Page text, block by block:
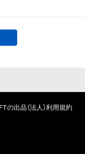
の出品（法人）利用規約